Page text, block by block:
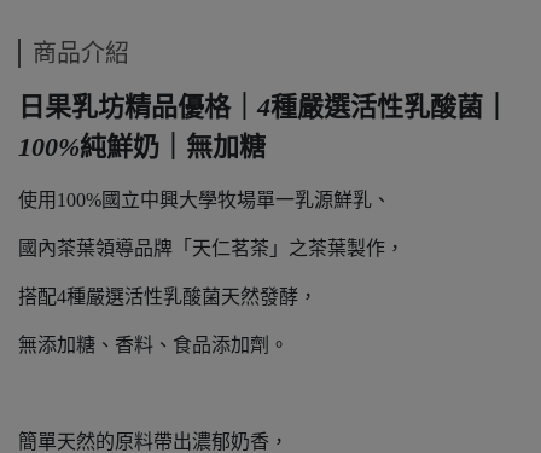
商品介紹
日果乳坊精品優格｜4種嚴選活性乳酸菌｜
100%純鮮奶｜無加糖
使用100%國立中興大學牧場單一乳源鮮乳、
國內茶葉領導品牌「天仁茗茶」之茶葉製作，
搭配4種嚴選活性乳酸菌天然發酵，
無添加糖、香料、食品添加劑。
簡單天然的原料帶出濃郁奶香，